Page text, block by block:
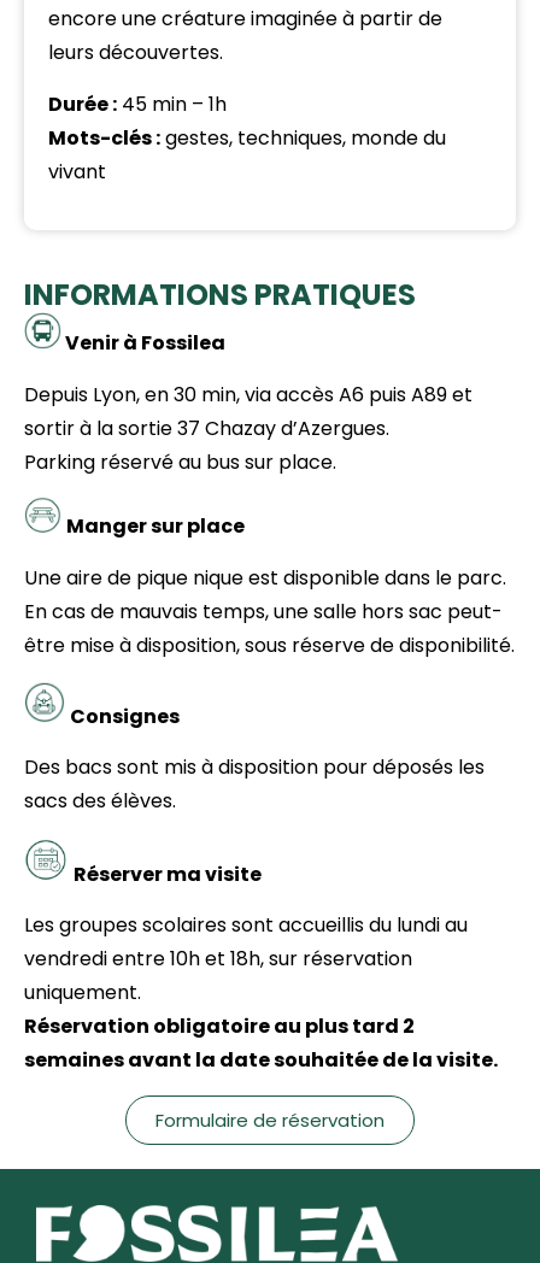
encore une créature imaginée à partir de
leurs découvertes.
Durée : 45 min – 1h
Mots-clés :gestes, techniques, monde du
vivant
INFORMATIONS PRATIQUES
Venir à Fossilea
Depuis Lyon, en 30 min, via accès A6 puis A89 et
sortir à la sortie 37 Chazay d’Azergues.
Parking réservé au bus sur place.
Manger sur place
Une aire de pique nique est disponible dans le parc.
En cas de mauvais temps, une salle hors sac peut-
être mise à disposition, sous réserve de disponibilité.
Consignes
Des bacs sont mis à disposition pour déposés les
sacs des élèves.
Réserver ma visite
Les groupes scolaires sont accueillis du lundi au
vendredi entre 10h et 18h, sur réservation
uniquement.
Réservation obligatoire au plus tard 2
semaines avant la date souhaitée de la visite.
Formulaire de réservation